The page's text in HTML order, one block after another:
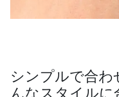
シンプルで合
んなスタイル